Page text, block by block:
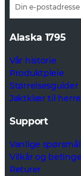
Alaska 1795
Vår historie
Produktpleie
Størrelsesguider
Jaktklær til
Support
Vanlige spørsmål
Vilkår og
Returer